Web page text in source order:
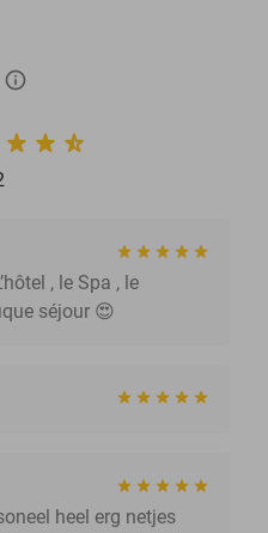
info_outlined
, le Spa , le
séjour 😍
heel erg netjes